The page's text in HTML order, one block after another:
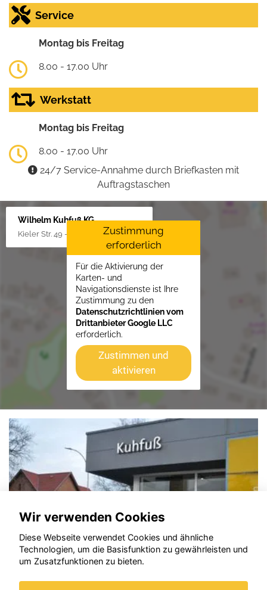
Service
Montag bis Freitag
8.00 - 17.00 Uhr
Werkstatt
Montag bis Freitag
8.00 - 17.00 Uhr
24/7 Service-Annahme durch Briefkasten mit
Auftragstaschen
Wilhelm Kuhfuß KG
Kieler Str. 49 - 51, 25451 Quickborn
Zustimmung
erforderlich
Für die Aktivierung der
Karten- und
Navigationsdienste ist Ihre
Zustimmung zu den
Datenschutzrichtlinien vom
Drittanbieter Google LLC
erforderlich.
Zustimmen und
aktivieren
Wir verwenden Cookies
Diese Webseite verwendet Cookies und ähnliche
Technologien, um die Basisfunktion zu gewährleisten und
um Zusatzfunktionen zu bieten.